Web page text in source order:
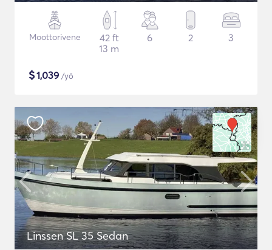
Moottorivene
42 ft
13 m
6 2 3
$1,039 /yö
Linssen SL 35 Sedan